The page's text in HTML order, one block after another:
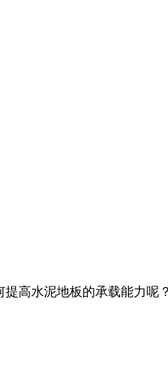
高水泥地板的承载能力呢？